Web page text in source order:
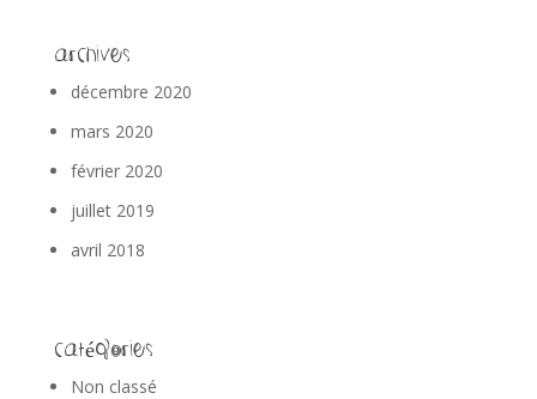
Archives
décembre 2020
mars 2020
février 2020
juillet 2019
avril 2018
Catégories
Non classé